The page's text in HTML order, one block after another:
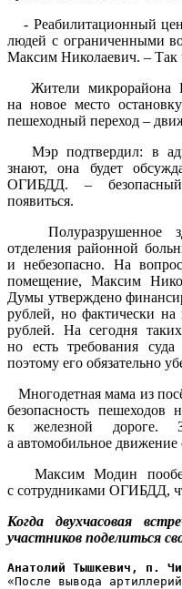
- Реабилитационный
людей с ограниченными
Максим Николаевич. – Так
Жители микрорайона
на новое место
пешеходный переход –
Мэр подтвердил: в
знают, она будет
ОГИБДД. – безопасный
появиться.
Полуразрушенное
отделения районной
и небезопасно. На
помещение, Максим
Думы утверждено
рублей, но фактически на
рублей. На сегодня
но есть требования
поэтому его обязательно
Многодетная мама из
безопасность пешеходов
к железной дороге.
а автомобильное
Максим Модин
с сотрудниками ОГИБДД,
Когда двухчасовая
участников поделиться
Анатолий Тышкевич, п.
«После вывода